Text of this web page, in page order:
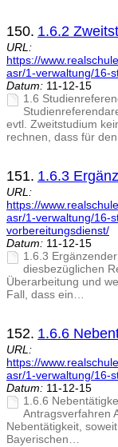
150. 1.6.2
URL:
https://
asr/1-verwaltung/16-
Datum: 11-12-15
1.6
evtl. Zweitstudium
rechnen, dass für
151. 1.6.3
URL:
https://
asr/1-verwaltung/16-
vorbereitungsdienst/
Datum: 11-12-15
1.6.3
diesbezüglichen
Überarbeitung und
Fall, dass ein…
152. 1.6.6
URL:
https://
asr/1-verwaltung/16-
Datum: 11-12-15
1.6.6
Antragsverfahren
Nebentätigkeit,
Bayerischen…